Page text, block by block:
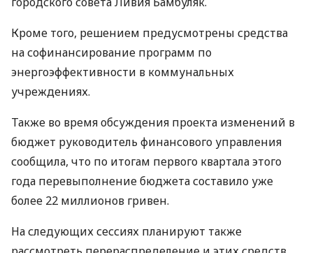
Кроме того, решением предусмотрены средства
на софинансирование программ по
энергоэффективности в коммунальных
учреждениях.
Также во время обсуждения проекта изменений в
бюджет руководитель финансового управления
сообщила, что по итогам первого квартала этого
года перевыполнение бюджета составило уже
более 22 миллионов гривен.
На следующих сессиях планируют также